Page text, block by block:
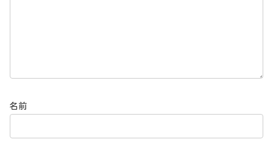
名前